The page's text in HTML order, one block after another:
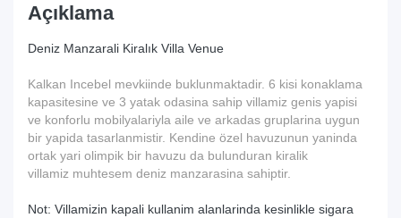
Açıklama
Deniz Manzarali Kiralık Villa Venue
Kalkan Incebel mevkiinde buklunmaktadir. 6 kisi konaklama
kapasitesine ve 3 yatak odasina sahip villamiz genis yapisi
ve konforlu mobilyalariyla aile ve arkadas gruplarina uygun
bir yapida tasarlanmistir. Kendine özel havuzunun yaninda
ortak yari olimpik bir havuzu da bulunduran kiralik
villamiz muhtesem deniz manzarasina sahiptir.
Not: Villamizin kapali kullanim alanlarinda kesinlikle sigara